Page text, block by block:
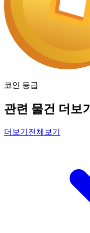
코인 등급
관련 물건 더보기
더보기 전체보기